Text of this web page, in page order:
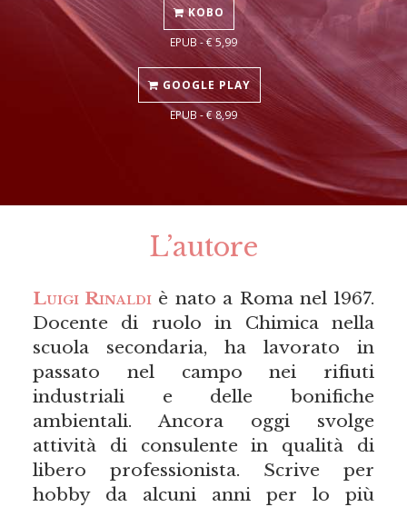
KOBO
EPUB - € 5,99
GOOGLE PLAY
EPUB - € 8,99
L’autore
Luigi Rinaldi è nato a Roma nel 1967.
Docente di ruolo in Chimica nella
scuola secondaria, ha lavorato in
passato nel campo nei rifiuti
industriali e delle bonifiche
ambientali. Ancora oggi svolge
attività di consulente in qualità di
libero professionista. Scrive per
hobby da alcuni anni per lo più